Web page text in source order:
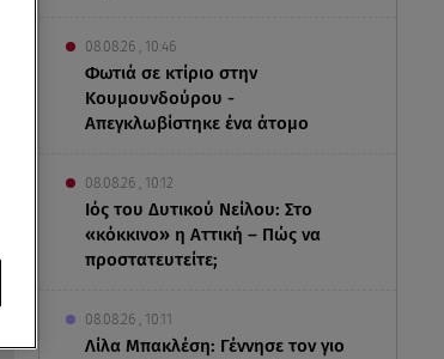
08.08.26 , 10:46
Φωτιά σε κτίριο στην
Κουμουνδούρου -
Απεγκλωβίστηκε ένα άτομο
08.08.26 , 10:12
Ιός του Δυτικού Νείλου: Στο
«κόκκινο» η Αττική – Πώς να
προστατευτείτε;
08.08.26 , 10:11
Λίλα Μπακλέση: Γέννησε τον γιο